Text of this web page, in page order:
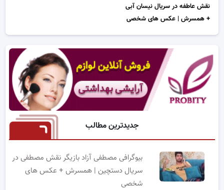
نقش عاطفه در سریال نیسان آبی
+ همسرش | عکس های شخصی
جدیدترین مطالب
بیوگرافی مصطفی آزاد بازیگر نقش مصطفی در
سریال دستچین | همسرش + عکس های
شخصی